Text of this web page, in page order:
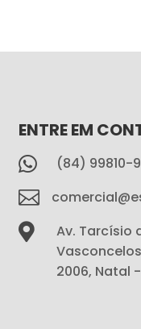
ENTRE EM
 (84) 99810-


Av. Tarcísio
2006, Natal -